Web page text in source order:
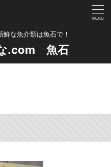
な魚介類は魚石で！
.com 魚石